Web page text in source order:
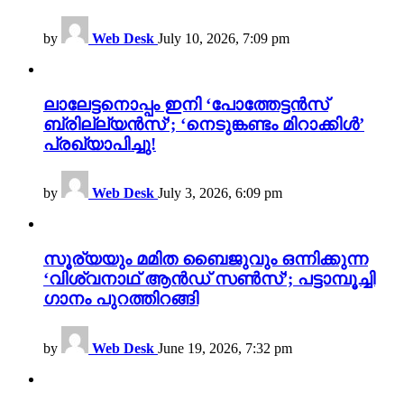
by Web Desk July 10, 2026, 7:09 pm
ലാലേട്ടനൊപ്പം ഇനി ‘പോത്തേട്ടൻസ്
ബ്രില്ല്യൻസ്’; ‘നെടുങ്കണ്ടം മിറാക്കിൾ’
പ്രഖ്യാപിച്ചു!
by Web Desk July 3, 2026, 6:09 pm
സൂര്യയും മമിത ബൈജുവും ഒന്നിക്കുന്ന
‘വിശ്വനാഥ് ആൻഡ് സൺസ്’; പട്ടാമ്പൂച്ചി
ഗാനം പുറത്തിറങ്ങി
by Web Desk June 19, 2026, 7:32 pm